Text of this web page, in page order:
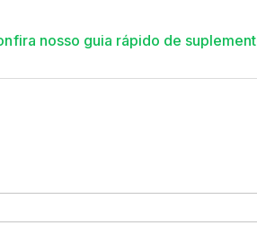
nosso guia rápido de